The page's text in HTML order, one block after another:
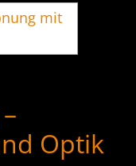
Optik